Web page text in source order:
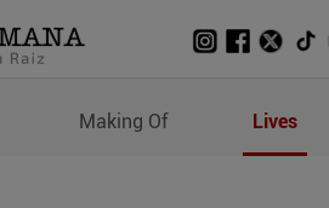
Lopes
Making Of Lives